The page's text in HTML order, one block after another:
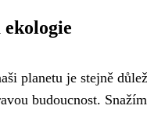
planetu je stejně
budoucnost.